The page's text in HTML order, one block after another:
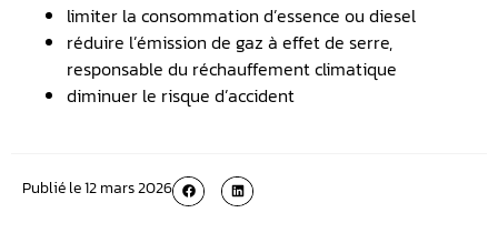
limiter la consommation d’essence ou diesel
réduire l’émission de gaz à effet de serre,
responsable du réchauffement climatique
diminuer le risque d’accident
Publié le12 mars 2026